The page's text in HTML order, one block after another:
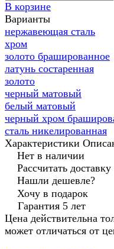
В корзине
Варианты
нержавеющая сталь
хром
золото брашированное
латунь состаренная
золото
черный матовый
белый матовый
черный хром
сталь никелированная
Характеристики
Нет в наличии
Рассчитать доставку
Нашли дешевле?
Хочу в подарок
Гарантия 5 лет
Цена действительна
может отличаться от